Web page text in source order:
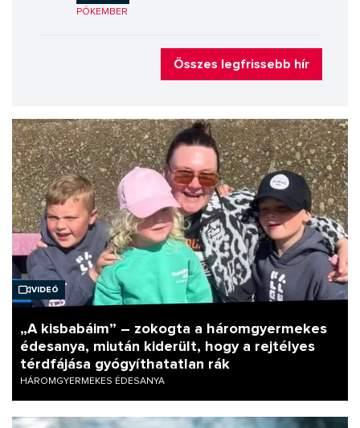
PÓKEMBER
Összes legfrissebb hír
Videó
„A kisbabáim” – zokogta a háromgyermekes
édesanya, miután kiderült, hogy a rejtélyes
térdfájása gyógyíthatatlan rák
HÁROMGYERMEKES ÉDESANYA